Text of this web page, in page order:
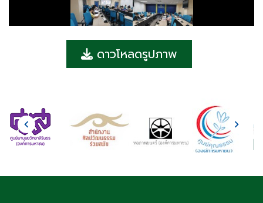
ดาวโหลดรูปภาพ